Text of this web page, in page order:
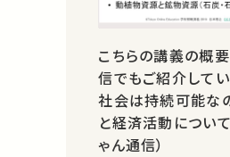
こちらの講義の概
信でもご紹介して
社会は持続可能な
と経済活動について
ゃん通信）